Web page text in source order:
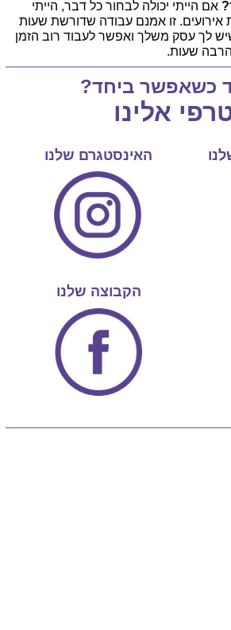
אם הייתי יכולה לבחור כל דבר, הייתי
זו אמנם עבודה שדורשת שעות
לך עסק משלך ואפשר לעבוד רוב הזמן
הרבה שעות.
כשאפשר ביחד?
אלינו
האינסטגרם שלנו
הקבוצה שלנו